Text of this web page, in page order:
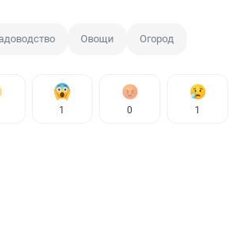
Овощи Огород
1 0 1